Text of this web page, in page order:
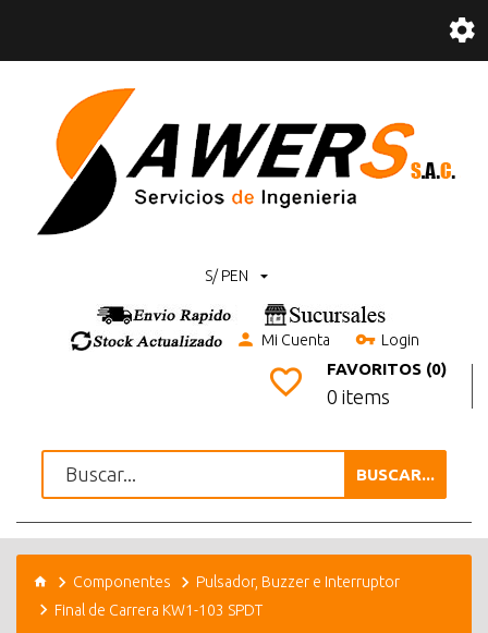
S/ PEN
Mi Cuenta Login
FAVORITOS (0)
0 items
BUSCAR...
Componentes
Pulsador, Buzzer e Interruptor
Final de Carrera KW1-103 SPDT